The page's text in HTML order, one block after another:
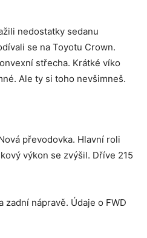
nedostatky sedanu
se na Toyotu Crown.
střecha. Krátké víko
Ale ty si toho nevšimneš.
převodovka. Hlavní roli
výkon se zvýšil. Dříve 215
nápravě. Údaje o FWD